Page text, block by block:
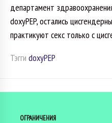
департамент
doxyPEP, остались
практикуют секс только с
Тэгги doxyPEP
ОГРАНИЧЕНИЯ